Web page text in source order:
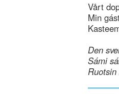
Vårt
Min
Den
Sámi